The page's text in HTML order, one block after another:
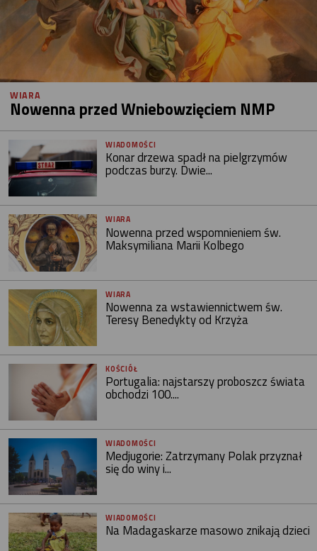
WIARA
Nowenna przed Wniebowzięciem NMP
WIADOMOŚCI
Konar drzewa spadł na pielgrzymów
podczas burzy. Dwie...
WIARA
Nowenna przed wspomnieniem św.
Maksymiliana Marii Kolbego
WIARA
Nowenna za wstawiennictwem św.
Teresy Benedykty od Krzyża
KOŚCIÓŁ
Portugalia: najstarszy proboszcz świata
obchodzi 100....
WIADOMOŚCI
Medjugorie: Zatrzymany Polak przyznał
się do winy i...
WIADOMOŚCI
Na Madagaskarze masowo znikają dzieci